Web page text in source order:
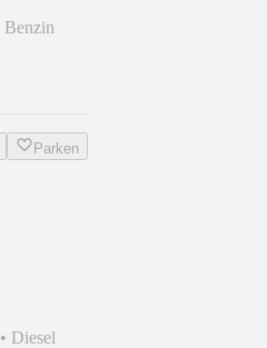
Benzin
Parken
• Diesel